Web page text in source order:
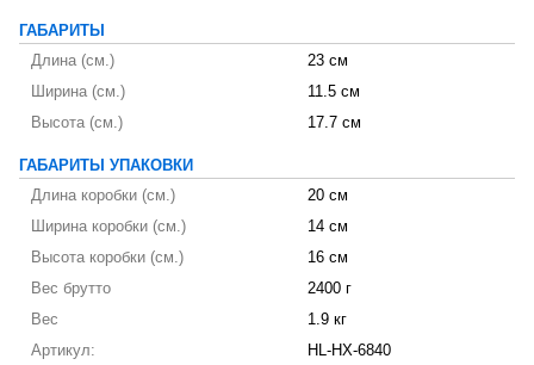
ГАБАРИТЫ
Длина (см.)
23 см
Ширина (см.)
11.5 см
Высота (см.)
17.7 см
ГАБАРИТЫ УПАКОВКИ
Длина коробки (см.)
20 см
Ширина коробки (см.)
14 см
Высота коробки (см.)
16 см
Вес брутто
2400 г
Вес
1.9 кг
Артикул:
HL-HX-6840